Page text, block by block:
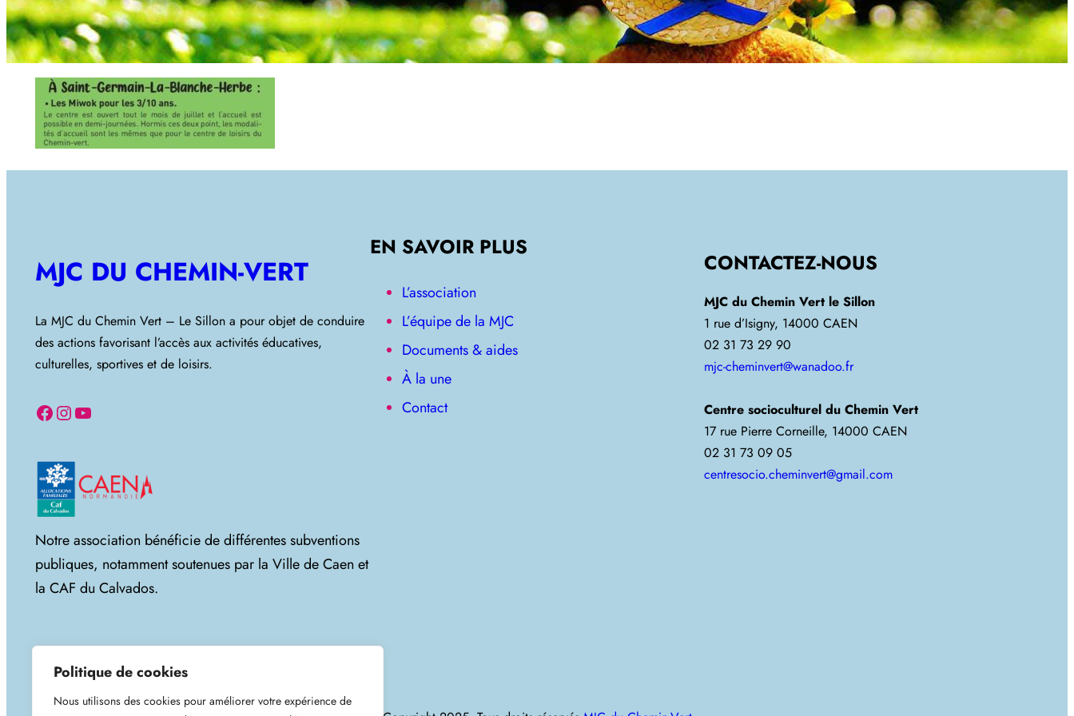
Politique de cookies
Nous utilisons des cookies pour améliorer votre expérience de
MJC DU CHEMIN-VERT
La MJC du Chemin Vert – Le Sillon a pour objet de conduire
des actions favorisant l’accès aux activités éducatives,
culturelles, sportives et de loisirs.
Facebook Instagram YouTube
Notre association bénéficie de différentes subventions
publiques, notamment soutenues par la Ville de Caen et
la CAF du Calvados.
EN SAVOIR PLUS
L’association
L’équipe de la MJC
Documents & aides
À la une
Contact
CONTACTEZ-NOUS
MJC du Chemin Vert le Sillon
1 rue d’Isigny, 14000 CAEN
02 31 73 29 90
mjc-cheminvert@wanadoo.fr
Centre socioculturel du Chemin Vert
17 rue Pierre Corneille, 14000 CAEN
02 31 73 09 05
centresocio.cheminvert@gmail.com